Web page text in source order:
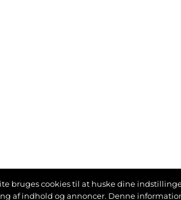
bruges cookies til at huske dine
af indhold og annoncer. Denne